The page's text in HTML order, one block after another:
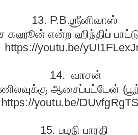
13. P.B.ஶ்ரீனிவாஸ்
கஹூன் என்ற ஹிந்திப்
https://youtu.be/
14. வாசன்
ஆசைப்பட்டேன்
https://youtu.be/
15. பழநி பாரதி